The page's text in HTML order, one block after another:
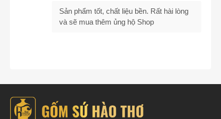
Sản phẩm tốt, chất liệu bền. Rất hài lòng
và sẽ mua thêm ủng hộ Shop